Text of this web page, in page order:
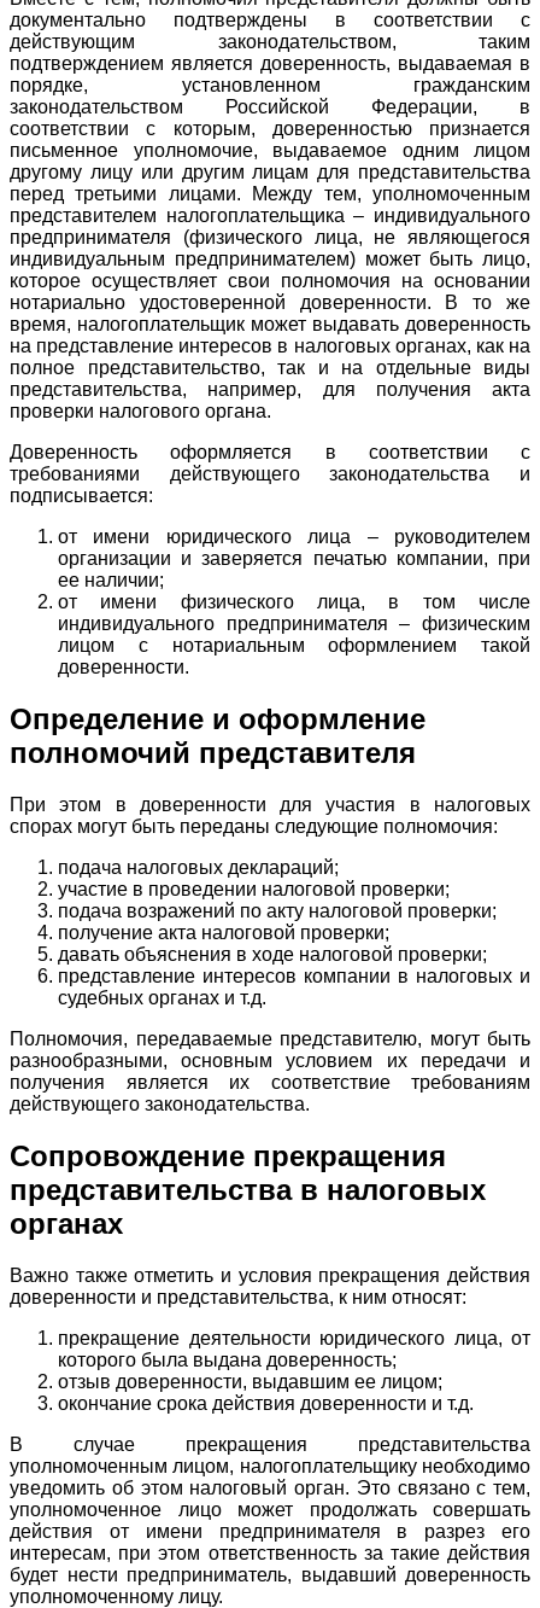
документально подтверждены в соответствии с
действующим законодательством, таким
подтверждением является доверенность, выдаваемая в
порядке, установленном гражданским
законодательством Российской Федерации, в
соответствии с которым, доверенностью признается
письменное уполномочие, выдаваемое одним лицом
другому лицу или другим лицам для представительства
перед третьими лицами. Между тем, уполномоченным
представителем налогоплательщика – индивидуального
предпринимателя (физического лица, не являющегося
индивидуальным предпринимателем) может быть лицо,
которое осуществляет свои полномочия на основании
нотариально удостоверенной доверенности. В то же
время, налогоплательщик может выдавать доверенность
на представление интересов в налоговых органах, как на
полное представительство, так и на отдельные виды
представительства, например, для получения акта
проверки налогового органа.
Доверенность оформляется в соответствии с
требованиями действующего законодательства и
подписывается:
от имени юридического лица – руководителем
организации и заверяется печатью компании, при
ее наличии;
от имени физического лица, в том числе
индивидуального предпринимателя – физическим
лицом с нотариальным оформлением такой
доверенности.
Определение и оформление
полномочий представителя
При этом в доверенности для участия в налоговых
спорах могут быть переданы следующие полномочия:
подача налоговых деклараций;
участие в проведении налоговой проверки;
подача возражений по акту налоговой проверки;
получение акта налоговой проверки;
давать объяснения в ходе налоговой проверки;
представление интересов компании в налоговых и
судебных органах и т.д.
Полномочия, передаваемые представителю, могут быть
разнообразными, основным условием их передачи и
получения является их соответствие требованиям
действующего законодательства.
Сопровождение прекращения
представительства в налоговых
органах
Важно также отметить и условия прекращения действия
доверенности и представительства, к ним относят:
прекращение деятельности юридического лица, от
которого была выдана доверенность;
отзыв доверенности, выдавшим ее лицом;
окончание срока действия доверенности и т.д.
В случае прекращения представительства
уполномоченным лицом, налогоплательщику необходимо
уведомить об этом налоговый орган. Это связано с тем,
уполномоченное лицо может продолжать совершать
действия от имени предпринимателя в разрез его
интересам, при этом ответственность за такие действия
будет нести предприниматель, выдавший доверенность
уполномоченному лицу.